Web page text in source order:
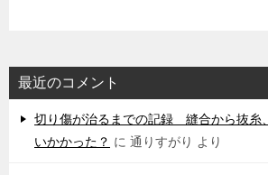
最近のコメント
切り傷が治るまでの記録 縫合から抜糸
いかかった？ に 通りすがり より